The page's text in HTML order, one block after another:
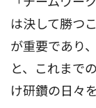
は決して勝つ
が重要であり
と、これまで
け研鑽の日々